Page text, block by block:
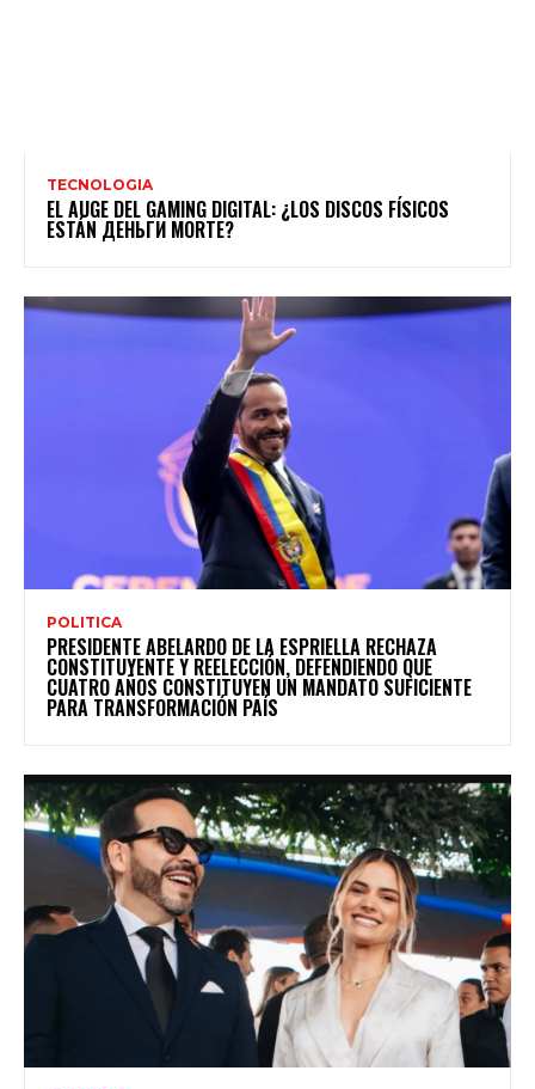
TECNOLOGIA
EL AUGE DEL GAMING DIGITAL: ¿LOS DISCOS FÍSICOS
ESTÁN ДЕНЬГИ MORTE?
POLITICA
PRESIDENTE ABELARDO DE LA ESPRIELLA RECHAZA
CONSTITUYENTE Y REELECCIÓN, DEFENDIENDO QUE
CUATRO AÑOS CONSTITUYEN UN MANDATO SUFICIENTE
PARA TRANSFORMACIÓN PAÍS